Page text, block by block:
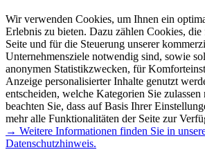
Wir verwenden Cookies, um Ihnen ein
Erlebnis zu bieten. Dazu zählen Cookies,
Seite und für die Steuerung unserer
Unternehmensziele notwendig sind, sowie
anonymen Statistikzwecken, für
Anzeige personalisierter Inhalte genutzt
entscheiden, welche Kategorien Sie
beachten Sie, dass auf Basis Ihrer
mehr alle Funktionalitäten der Seite zur
→ Weitere Informationen finden Sie in
Datenschutzhinweis.